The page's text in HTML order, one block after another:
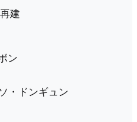
建
ン
・ドンギュン